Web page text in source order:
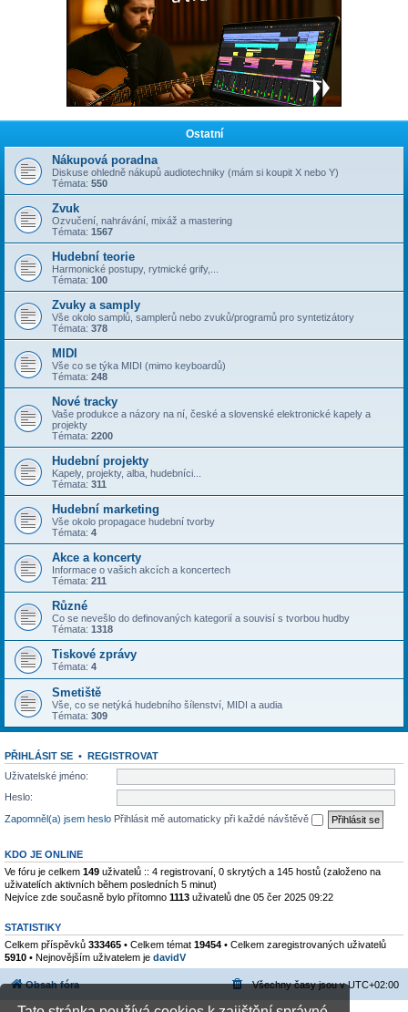
Ostatní
Nákupová poradna
Diskuse ohledně nákupů audiotechniky (mám si koupit X nebo Y)
Témata: 550
Zvuk
Ozvučení, nahrávání, mixáž a mastering
Témata: 1567
Hudební teorie
Harmonické postupy, rytmické grify,...
Témata: 100
Zvuky a samply
Vše okolo samplů, samplerů nebo zvuků/programů pro syntetizátory
Témata: 378
MIDI
Vše co se týka MIDI (mimo keyboardů)
Témata: 248
Nové tracky
Vaše produkce a názory na ní, české a slovenské elektronické kapely a
projekty
Témata: 2200
Hudební projekty
Kapely, projekty, alba, hudebníci...
Témata: 311
Hudební marketing
Vše okolo propagace hudební tvorby
Témata: 4
Akce a koncerty
Informace o vašich akcích a koncertech
Témata: 211
Různé
Co se nevešlo do definovaných kategorií a souvisí s tvorbou hudby
Témata: 1318
Tiskové zprávy
Témata: 4
Smetiště
Vše, co se netýká hudebního šílenství, MIDI a audia
Témata: 309
PŘIHLÁSIT SE • REGISTROVAT
Uživatelské jméno:
Heslo:
Zapomněl(a) jsem heslo Přihlásit mě automaticky při každé návštěvě
KDO JE ONLINE
Ve fóru je celkem 149 uživatelů :: 4 registrovaní, 0 skrytých a 145 hostů (založeno na
uživatelích aktivních během posledních 5 minut)
Nejvíce zde současně bylo přítomno 1113 uživatelů dne 05 čer 2025 09:22
STATISTIKY
Celkem příspěvků 333465 • Celkem témat 19454 • Celkem zaregistrovaných uživatelů
5910 • Nejnovějším uživatelem je davidV
Obsah fóra Všechny časy jsou vUTC+02:00